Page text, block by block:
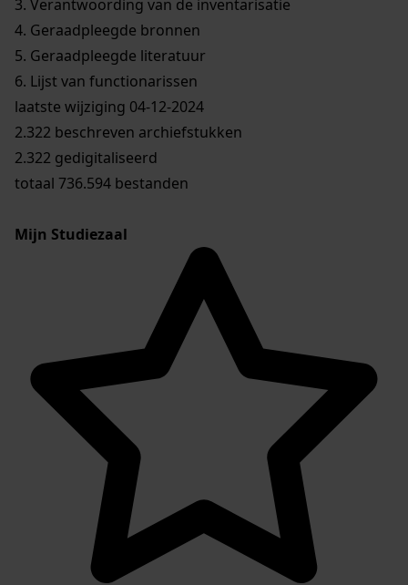
3. Verantwoording van de inventarisatie
4. Geraadpleegde bronnen
5. Geraadpleegde literatuur
6. Lijst van functionarissen
laatste wijziging 04-12-2024
2.322 beschreven archiefstukken
2.322 gedigitaliseerd
totaal 736.594 bestanden
Mijn Studiezaal